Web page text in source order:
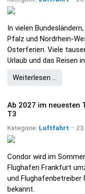
In vielen
Pfalz und Nordrhein-
Osterferien. Viele
Urlaub und das Reisen
Weiterlesen …
Ab 2027 im neuesten
T3
Kategorie: Luftfahrt
Condor wird im
Flughafen Frankfurt
und Flughafenbetreiber
bekannt.